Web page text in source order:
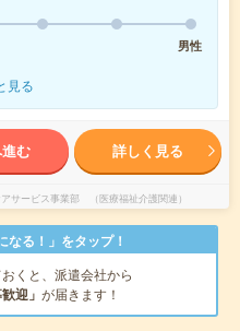
男性
見る
む 詳しく見る
サービス事業部 （医療福祉介護関連）
る！」をタップ！
くと、派遣会社から
迎」 が届きます！